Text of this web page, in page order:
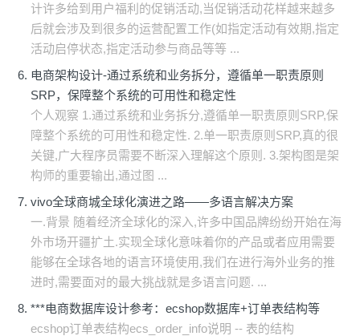
计许多给到用户福利的促销活动,当促销活动花样越来越多
后就会涉及到很多的运营配置工作(如指定活动有效期,指定
活动启停状态,指定活动参与商品等等 ...
电商架构设计-通过系统和业务拆分，遵循单一职责原则
SRP，保障整个系统的可用性和稳定性
个人观察 1.通过系统和业务拆分,遵循单一职责原则SRP,保
障整个系统的可用性和稳定性. 2.单一职责原则SRP,真的很
关键,广大程序员需要不断深入理解这个原则. 3.架构图是架
构师的重要输出,通过图 ...
vivo全球商城全球化演进之路——多语言解决方案
一.背景 随着经济全球化的深入,许多中国品牌纷纷开始在海
外市场开疆扩土.实现全球化意味着你的产品或者应用需要
能够在全球各地的语言环境使用,我们在进行海外业务的推
进时,需要面对的最大挑战就是多语言问题. ...
***电商数据库设计参考：ecshop数据库+订单表结构等
ecshop订单表结构ecs_order_info说明 -- 表的结构